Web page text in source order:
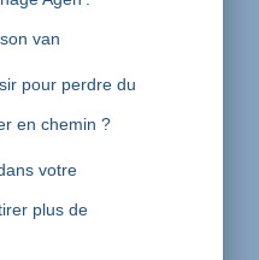
van
pour perdre du
en chemin ?
votre
plus de